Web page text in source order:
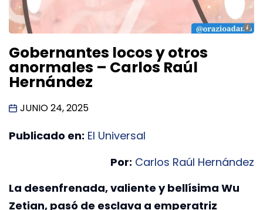
Gobernantes locos y otros
anormales – Carlos Raúl
Hernández
JUNIO 24, 2025
Publicado en: El Universal
Por: Carlos Raúl Hernández
La desenfrenada, valiente y bellísima Wu
Zetian, pasó de esclava a emperatriz